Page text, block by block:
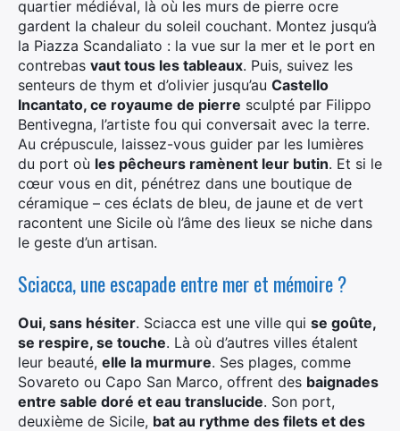
quartier médiéval, là où les murs de pierre ocre
gardent la chaleur du soleil couchant. Montez jusqu’à
la Piazza Scandaliato : la vue sur la mer et le port en
contrebas vaut tous les tableaux. Puis, suivez les
senteurs de thym et d’olivier jusqu’au Castello
Incantato, ce royaume de pierre sculpté par Filippo
Bentivegna, l’artiste fou qui conversait avec la terre.
Au crépuscule, laissez-vous guider par les lumières
du port où les pêcheurs ramènent leur butin. Et si le
cœur vous en dit, pénétrez dans une boutique de
céramique – ces éclats de bleu, de jaune et de vert
racontent une Sicile où l’âme des lieux se niche dans
le geste d’un artisan.
Sciacca, une escapade entre mer et mémoire ?
Oui, sans hésiter. Sciacca est une ville qui se goûte,
se respire, se touche. Là où d’autres villes étalent
leur beauté, elle la murmure. Ses plages, comme
Sovareto ou Capo San Marco, offrent des baignades
entre sable doré et eau translucide. Son port,
deuxième de Sicile, bat au rythme des filets et des